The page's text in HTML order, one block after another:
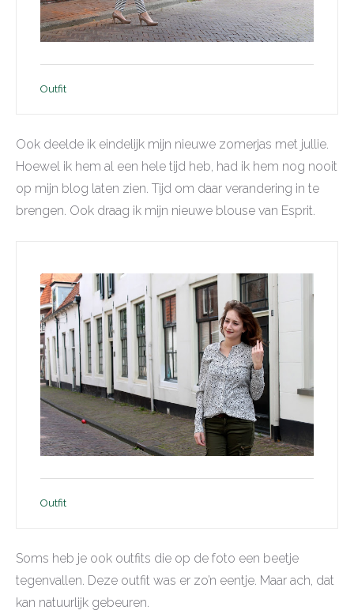
Outfit
Ook deelde ik eindelijk mijn nieuwe zomerjas met jullie.
Hoewel ik hem al een hele tijd heb, had ik hem nog nooit
op mijn blog laten zien. Tijd om daar verandering in te
brengen. Ook draag ik mijn nieuwe blouse van Esprit.
Outfit
Soms heb je ook outfits die op de foto een beetje
tegenvallen. Deze outfit was er zo’n eentje. Maar ach, dat
kan natuurlijk gebeuren.